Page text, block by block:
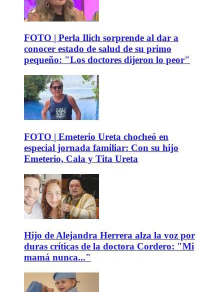
FOTO | Perla Ilich sorprende al dar a
conocer estado de salud de su primo
pequeño: "Los doctores dijeron lo peor"
FOTO | Emeterio Ureta chocheó en
especial jornada familiar: Con su hijo
Emeterio, Cala y Tita Ureta
Hijo de Alejandra Herrera alza la voz por
duras críticas de la doctora Cordero: "Mi
mamá nunca..."